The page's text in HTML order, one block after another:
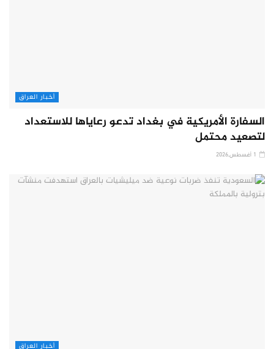
أخبار العراق
السفارة الأمريكية في بغداد تدعو رعاياها للاستعداد
لتصعيد محتمل
أخبار العراق